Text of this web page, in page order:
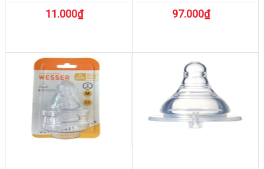
11.000₫ 97.000₫